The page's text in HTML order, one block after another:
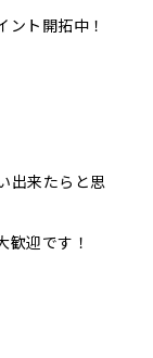
ト開拓中！
出来たらと思
歓迎です！